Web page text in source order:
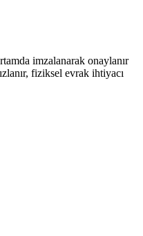
imzalanarak onaylanır
fiziksel evrak ihtiyacı